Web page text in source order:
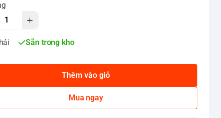
Sẵn trong kho
Thêm vào giỏ
Mua ngay